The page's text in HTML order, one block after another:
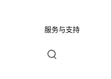
服务与支持